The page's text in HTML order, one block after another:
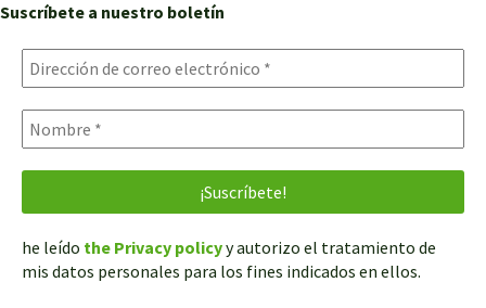
Suscríbete a nuestro boletín
he leído the Privacy policyy autorizo el tratamiento de
mis datos personales para los fines indicados en ellos.